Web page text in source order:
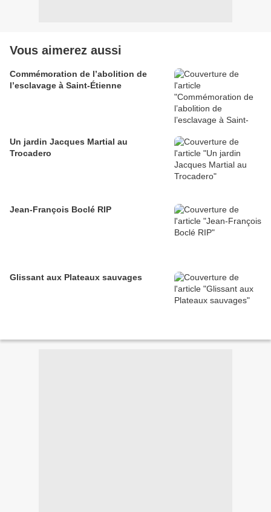
Vous aimerez aussi
Commémoration de l’abolition de
l’esclavage à Saint-Étienne
Un jardin Jacques Martial au
Trocadero
Jean-François Boclé RIP
Glissant aux Plateaux sauvages